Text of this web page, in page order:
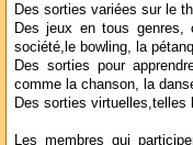
Des sorties variées sur le
Des jeux en tous
société,le bowling, la
Des sorties pour
comme la chanson, la
Des sorties virtuelles,telles
Les membres qui